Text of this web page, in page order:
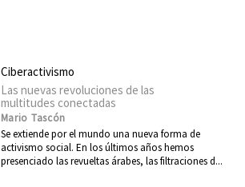
Ciberactivismo
Las nuevas revoluciones de las
multitudes conectadas
Mario Tascón
Se extiende por el mundo una nueva forma de
activismo social. En los últimos años hemos
presenciado las revueltas árabes, las filtraciones d...